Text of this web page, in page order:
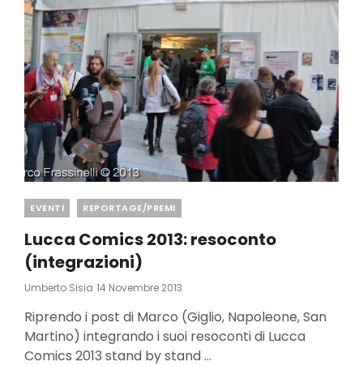
Categories
EVENTI REPORTAGE/PREMI
Lucca Comics 2013: resoconto
(integrazioni)
Umberto Sisia Posted
14 Novembre 2013
Riprendo i post di Marco (Giglio, Napoleone, San
Martino) integrando i suoi resoconti di Lucca
Comics 2013 stand by stand …